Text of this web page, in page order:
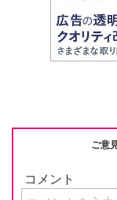
ご意